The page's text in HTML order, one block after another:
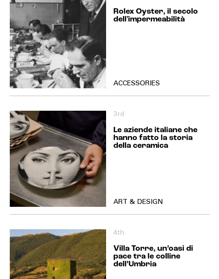
Rolex Oyster, il secolo
dell'impermeabilità
ACCESSORIES
3rd
Le aziende italiane che
hanno fatto la storia
della ceramica
ART & DESIGN
4th
Villa Torre, un’oasi di
pace tra le colline
dell’Umbria